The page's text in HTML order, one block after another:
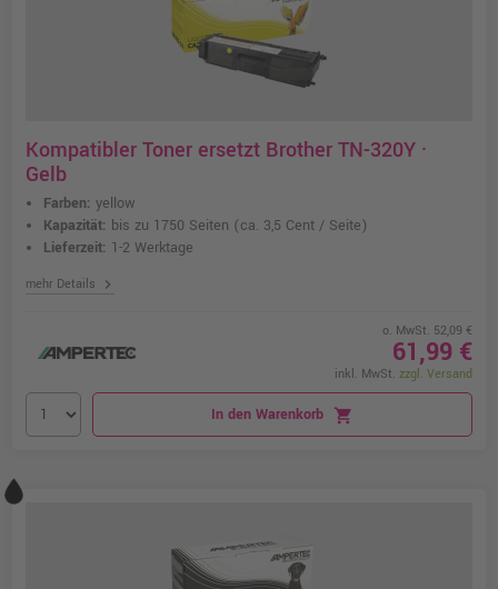
Kompatibler Toner ersetzt Brother TN-320Y ·
Gelb
Farben: yellow
Kapazität: bis zu 1750 Seiten (ca. 3,5 Cent / Seite)
Lieferzeit: 1-2 Werktage
mehr Details chevron_right
o. MwSt. 52,09 €
61,99 €
inkl. MwSt. zzgl. Versand
In den Warenkorb shopping_cart